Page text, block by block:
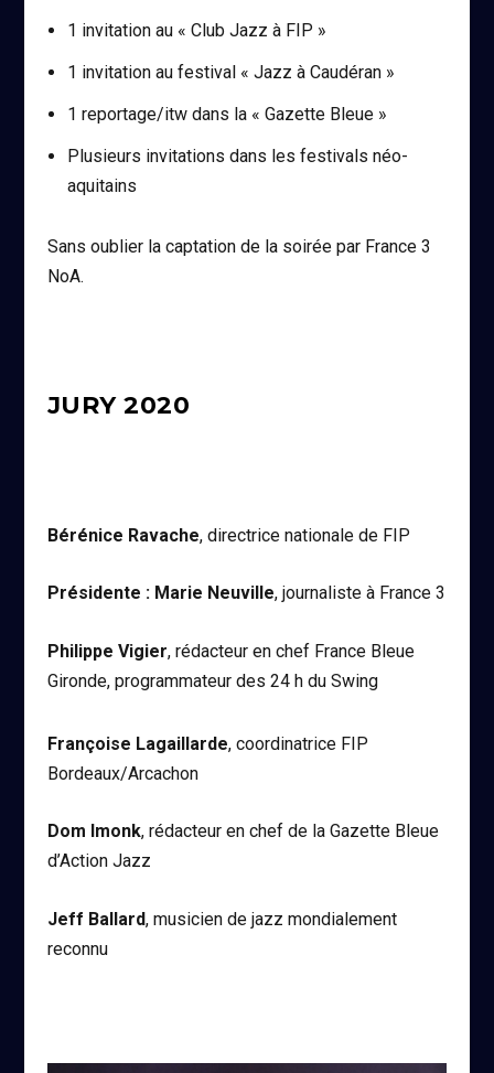
1 invitation au « Club Jazz à FIP »
1 invitation au festival « Jazz à Caudéran »
1 reportage/itw dans la « Gazette Bleue »
Plusieurs invitations dans les festivals néo-
aquitains
Sans oublier la captation de la soirée par France 3
NoA.
JURY 2020
Bérénice Ravache, directrice nationale de FIP
Présidente : Marie Neuville, journaliste à France 3
Philippe Vigier, rédacteur en chef France Bleue
Gironde, programmateur des 24 h du Swing
Françoise Lagaillarde, coordinatrice FIP
Bordeaux/Arcachon
Dom Imonk, rédacteur en chef de la Gazette Bleue
d’Action Jazz
Jeff Ballard, musicien de jazz mondialement
reconnu